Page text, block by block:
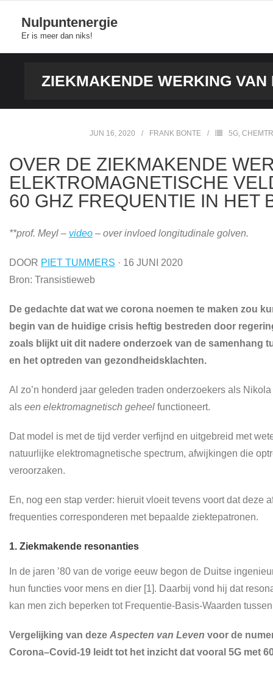
content
Nulpuntenergie
Er is meer dan niks!
ZIEKMAKENDE WERKING
JUN 16, 2020 FRANK BONTE 5G,
OVER DE ZIEKMAKENDE
ELEKTROMAGNETISCHE
60 GHZ FREQUENTIE IN HET
**prof. Meyl – video – over invloed longitudinale golven.
DOOR PIET TUMMERS · 16 JUNI 2020
Bron: Transistieweb
De gedachte dat wat we corona noemen te maken zou
begin van de huidige crisis heftig bestreden door
zoals blijkt uit dit nadere onderzoek van de samenhang
en het optreden van gezondheidsklachten.
Al zo’n honderd jaar geleden traden onderzoekers als
als een elektromagnetisch geheel functioneert.
Dat model is met de tijd verder verfijnd en uitgebreid met
natuurlijke elektromagnetische spectrum, afwijkingen die
veroorzaken.
En, nog een stap verder: hieruit vloeit tevens voort dat
frequenties corresponderen met bepaalde ziektepatronen.
1. Ziekmakende resonanties
In de jaren ’80 van de vorige eeuw begon de Duitse
hun functies voor mens en dier [1]. Daarbij vond hij dat
kan men zich beperken tot Frequentie-Basis-Waarden
Vergelijking van deze Aspecten van Leven voor de
Corona–Covid-19 leidt tot het inzicht dat vooral 5G met